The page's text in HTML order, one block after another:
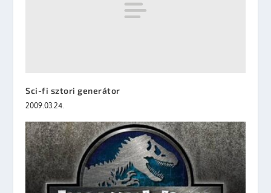
Sci-fi sztori generátor
2009.03.24.